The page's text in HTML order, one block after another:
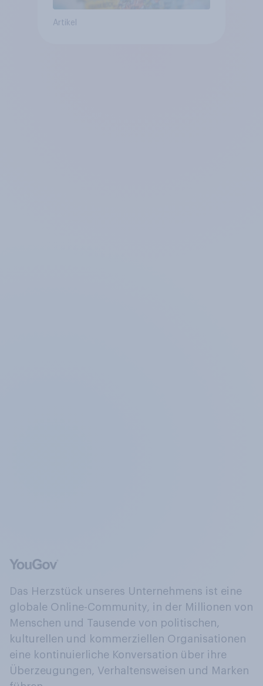
Artikel
Das Herzstück unseres Unternehmens ist eine
globale Online-Community, in der Millionen von
Menschen und Tausende von politischen,
kulturellen und kommerziellen Organisationen
eine kontinuierliche Konversation über ihre
Überzeugungen, Verhaltensweisen und Marken